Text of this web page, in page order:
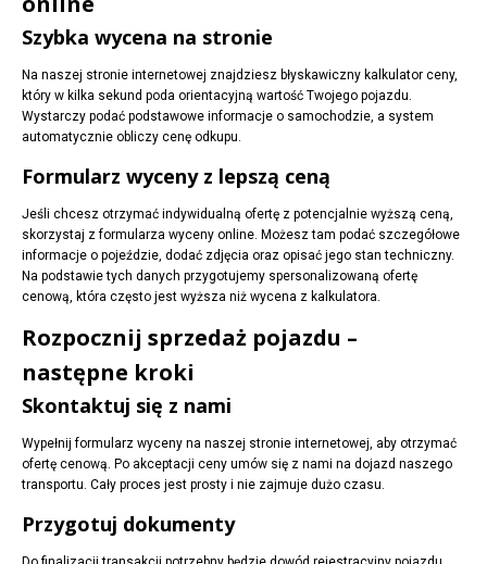
Szybka wycena na stronie
Na naszej stronie internetowej znajdziesz błyskawiczny kalkulator ceny,
który w kilka sekund poda orientacyjną wartość Twojego pojazdu.
Wystarczy podać podstawowe informacje o samochodzie, a system
automatycznie obliczy cenę odkupu.
Formularz wyceny z lepszą ceną
Jeśli chcesz otrzymać indywidualną ofertę z potencjalnie wyższą ceną,
skorzystaj z formularza wyceny online. Możesz tam podać szczegółowe
informacje o pojeździe, dodać zdjęcia oraz opisać jego stan techniczny.
Na podstawie tych danych przygotujemy spersonalizowaną ofertę
cenową, która często jest wyższa niż wycena z kalkulatora.
Rozpocznij sprzedaż pojazdu –
następne kroki
Skontaktuj się z nami
Wypełnij formularz wyceny na naszej stronie internetowej, aby otrzymać
ofertę cenową. Po akceptacji ceny umów się z nami na dojazd naszego
transportu. Cały proces jest prosty i nie zajmuje dużo czasu.
Przygotuj dokumenty